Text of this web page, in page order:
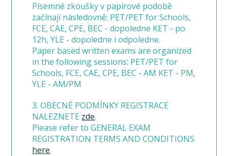
Písemné zkoušky v papírové podobě
začínají následovně: PET/PET for Schools,
FCE, CAE, CPE, BEC - dopoledne KET - po
12h, YLE - dopoledne i odpoledne.
Paper based written exams are organized
in the following sessions: PET/PET for
Schools, FCE, CAE, CPE, BEC - AM KET - PM,
YLE - AM/PM
3. OBECNÉ PODMÍNKY REGISTRACE
NALEZNETE zde.
Please refer to GENERAL EXAM
REGISTRATION TERMS AND CONDITIONS
here.